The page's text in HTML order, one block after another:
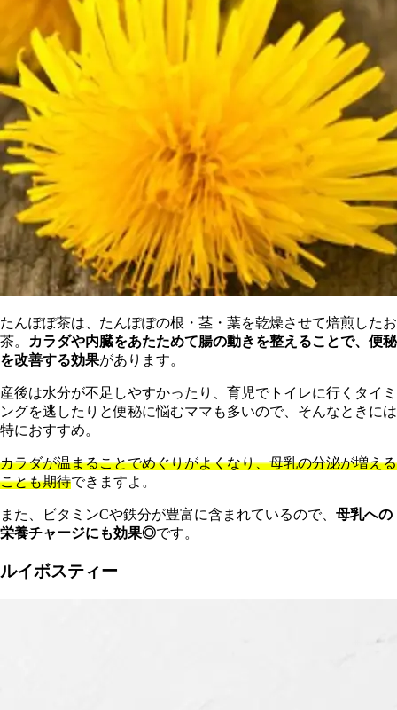
たんぽぽ茶は、たんぽぽの根・茎・葉を乾燥させて焙煎したお
茶。
カラダや内臓をあたためて腸の動きを整えることで、便秘
を改善する効果があります。
産後は水分が不足しやすかったり、育児でトイレに行くタイミ
ングを逃したりと便秘に悩むママも多いので、そんなときには
特におすすめ。
カラダが温まることでめぐりがよくなり、母乳の分泌が増える
ことも期待できますよ。
また、ビタミンCや鉄分が豊富に含まれているので、 母乳への
栄養チャージにも効果◎です。
ルイボスティー